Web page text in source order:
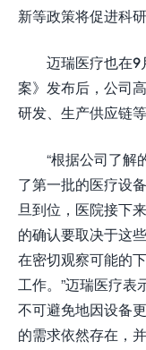
新等政策将促进科
迈瑞医疗也在9
案》发布后，公司
研发、生产供应链
“根据公司了解
了第一批的医疗设
旦到位，医院接下
的确认要取决于这
在密切观察可能的
工作。”迈瑞医疗表
不可避免地因设备
的需求依然存在，